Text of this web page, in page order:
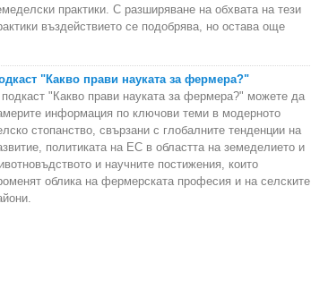
практики. С разширяване на обхвата на тези
въздействието се подобрява, но остава още
"Какво прави науката за фермера?"
"Какво прави науката за фермера?" можете да
информация по ключови теми в модерното
стопанство, свързани с глобалните тенденции на
политиката на ЕС в областта на земеделието и
и научните постижения, които
облика на фермерската професия и на селските